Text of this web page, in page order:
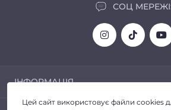
СОЦ
ІНФОРМАЦІЯ
Доставка та Оплата
Цей сайт використовує файли cookies